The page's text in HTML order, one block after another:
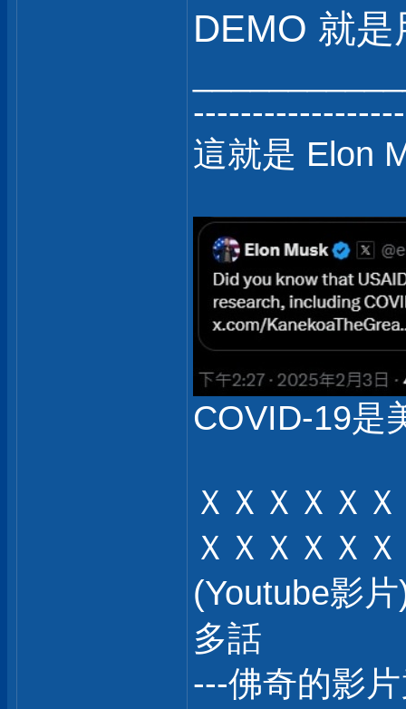
DEMO 就
這就是 Elon
COVID-19是
ＸＸＸＸＸ
ＸＸＸＸＸ
(Youtube影
多話
---佛奇的影